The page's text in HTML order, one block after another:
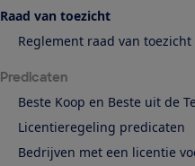
Raad van toezicht
Reglement raad van toezicht
Predicaten
Beste Koop en Beste uit de
Licentieregeling predicaten
Bedrijven met een licentie